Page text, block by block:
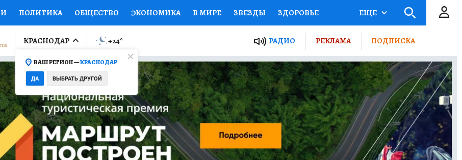
ПОЛИТИКА ОБЩЕСТВО ЭКОНОМИКА В МИРЕ ЗВЕЗДЫ ЗДОРОВЬЕ
ПРОИСШЕСТВИЯ НАЦИОНАЛЬНЫЕ ПРОЕКТЫ РОССИИ
ОТКРЫВАЕМ МИР Я ЗНАЮ СЕМЬЯ ЖЕНСКИЕ СЕКРЕТЫ ПУТЕВОДИТЕЛЬ
ПРОМОКОДЫ СЕРИАЛЫ СПЕЦПРОЕКТЫ ДЕФИЦИТ ЖЕЛЕЗА ТУРИЗМ
КОЛЛЕКЦИИ КОНКУРСЫ РАБОТА У НАС ГИД ПОТРЕБИТЕЛЯ РЕКЛАМА
САЙТЕ
ЕЩЕ
КРАСНОДАР
ВАШ РЕГИОН —КРАСНОДАР
ДА ВЫБРАТЬ ДРУГОЙ
+24° РАДИО РЕКЛАМА ПОДПИСКА